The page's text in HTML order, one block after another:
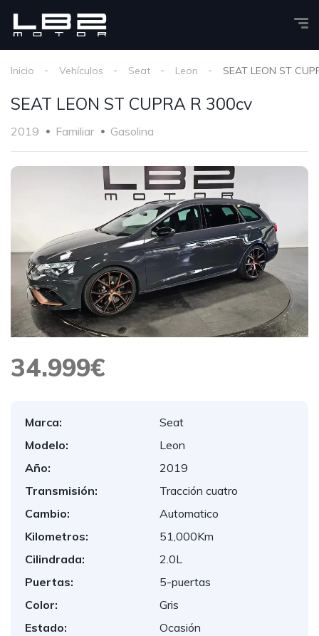
Inicio Vehículos Seat Leon SEAT LEON ST
SEAT LEON ST CUPRA R 300cv
2019 Familiar Gasolina
34.999€
Marca:
Seat
Modelo:
Leon
Año:
2019
Transmisión:
Tracción cuatro
Cambio:
Automatico
Kilometros:
51,000Km
Cilindrada:
2.0L
Puertas:
5-puertas
Color:
Gris
Estado:
Ocasión